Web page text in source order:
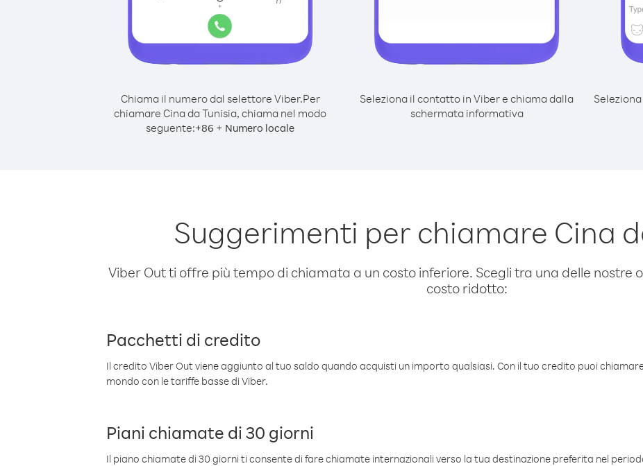
Chiama il numero dal selettore Viber.Per
chiamare Cina da Tunisia, chiama nel modo
seguente:+86 + Numero locale
Seleziona il contatto in Viber e chiama dalla
schermata informativa
Suggerimenti per chiamare Cina
Viber Out ti offre più tempo di chiamata a un costo inferiore. Scegli tra una delle nostre
costo ridotto:
Pacchetti di credito
Il credito Viber Out viene aggiunto al tuo saldo quando acquisti un importo qualsiasi. Con il tuo credito puoi
mondo con le tariffe basse di Viber.
Piani chiamate di 30 giorni
Il piano chiamate di 30 giorni ti consente di fare chiamate internazionali verso la tua destinazione preferita nel